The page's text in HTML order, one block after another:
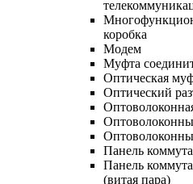
коробка
Модем
Муфта
Оптическая
Оптический
Панель
Панель
(витая пара)